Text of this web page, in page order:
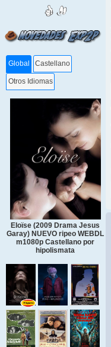
Global Castellano
Otros Idiomas
Eloïse (2009 Drama Jesus
Garay) NUEVO ripeo WEBDL
m1080p Castellano por
hipolismata